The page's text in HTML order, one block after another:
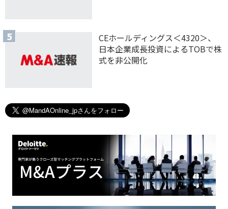
CEホールディングス＜4320＞、
日本企業成長投資によるTOBで株
式を非公開化